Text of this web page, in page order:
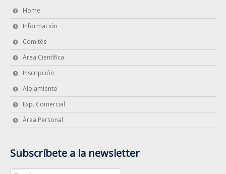
Home
Información
Comités
Área Científica
Inscripción
Alojamiento
Exp. Comercial
Área Personal
Subscríbete a la newsletter